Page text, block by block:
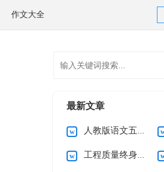
作文大全
最新文章
人教版语文五年级第一单元教案
工程质量终身责任承诺书范文集锦八篇